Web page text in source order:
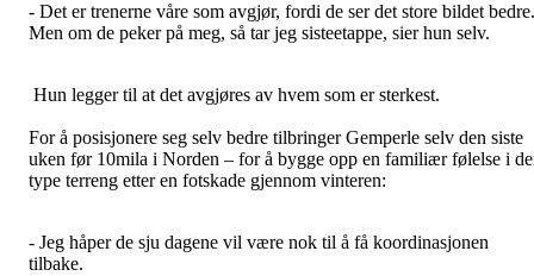
- Det er trenerne våre som avgjør, fordi de ser det store bildet bedre.
Men om de peker på meg, så tar jeg sisteetappe, sier hun selv.
Hun legger til at det avgjøres av hvem som er sterkest.
For å posisjonere seg selv bedre tilbringer Gemperle selv den siste
uken før 10mila i Norden – for å bygge opp en familiær følelse i
type terreng etter en fotskade gjennom vinteren:
- Jeg håper de sju dagene vil være nok til å få koordinasjonen
tilbake.